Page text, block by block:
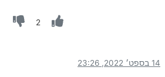
2
14 בספט׳ 2022, 23:26